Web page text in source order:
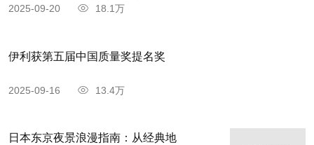
人心”
2025-09-20 18.1万
伊利获第五届中国质量奖提名奖
2025-09-16 13.4万
日本东京夜景浪漫指南：从经典地